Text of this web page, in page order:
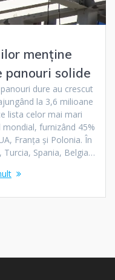
menține
solide
dure au crescut
la 3,6 milioane
lista celor mai mari
furnizând 45%
Franța și Polonia. În
Turcia, Spania, Belgia…